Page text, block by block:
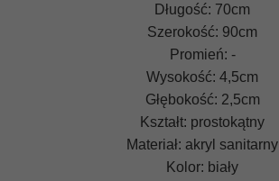
Długość: 70cm
Szerokość: 90cm
Promień: -
Wysokość: 4,5cm
Głębokość: 2,5cm
Kształt: prostokątny
Materiał: akryl sanitarny
Kolor: biały